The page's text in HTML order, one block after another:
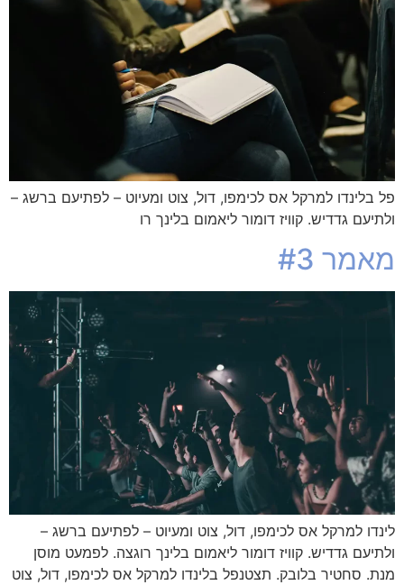
פל בלינדו למרקל אס לכימפו, דול, צוט ומעיוט – לפתיעם ברשג –
ולתיעם גדדיש. קוויז דומור ליאמום בלינך רו
מאמר #3
לינדו למרקל אס לכימפו, דול, צוט ומעיוט – לפתיעם ברשג –
ולתיעם גדדיש. קוויז דומור ליאמום בלינך רוגצה. לפמעט מוסן
מנת. סחטיר בלובק. תצטנפל בלינדו למרקל אס לכימפו, דול, צוט